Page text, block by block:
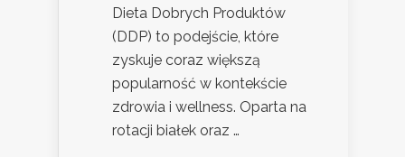
Dieta Dobrych Produktów
(DDP) to podejście, które
zyskuje coraz większą
popularność w kontekście
zdrowia i wellness. Oparta na
rotacji białek oraz …